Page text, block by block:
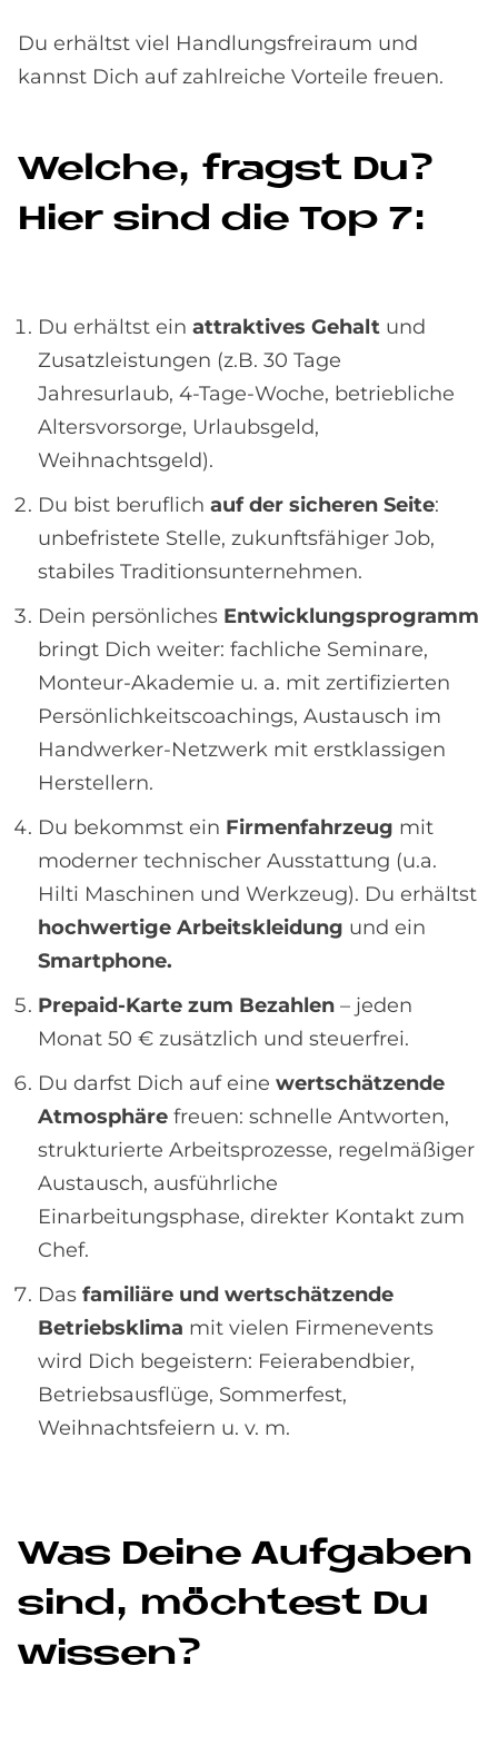
Du erhältst viel Handlungsfreiraum und
kannst Dich auf zahlreiche Vorteile freuen.
Wel­che, fragst Du?
Hier sind die Top 7:
Du erhältst ein attraktives Gehalt und
Zusatzleistungen (z.B. 30 Tage
Jahresurlaub, 4-Tage-Woche, betriebliche
Altersvorsorge, Urlaubsgeld,
Weihnachtsgeld).
Du bist beruflich auf der sicheren Seite:
unbefristete Stelle, zukunftsfähiger Job,
stabiles Traditionsunternehmen.
Dein persönliches Entwicklungsprogramm
bringt Dich weiter: fachliche Seminare,
Monteur-Akademie u. a. mit zertifizierten
Persönlichkeitscoachings, Austausch im
Handwerker-Netzwerk mit erstklassigen
Herstellern.
Du bekommst ein Firmenfahrzeug mit
moderner technischer Ausstattung (u.a.
Hilti Maschinen und Werkzeug). Du erhältst
hochwertige Arbeitskleidung und ein
Smartphone.
Prepaid-Karte zum Bezahlen – jeden
Monat 50 € zusätzlich und steuerfrei.
Du darfst Dich auf eine wertschätzende
Atmosphäre freuen: schnelle Antworten,
strukturierte Arbeitsprozesse, regelmäßiger
Austausch, ausführliche
Einarbeitungsphase, direkter Kontakt zum
Chef.
Das familiäre und wertschätzende
Betriebsklima mit vielen Firmenevents
wird Dich begeistern: Feierabendbier,
Betriebsausflüge, Sommerfest,
Weihnachtsfeiern u. v. m.
Was De­i­ne Auf­ga­ben
sind, möch­test Du
wis­sen?